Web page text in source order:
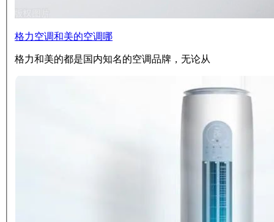
格力空调和美的空调哪
格力和美的都是国内知名的空调品牌，无论从